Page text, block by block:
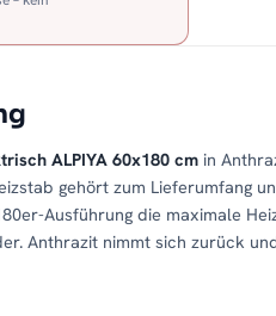
ALPIYA 60x180 cm in
gehört zum Lieferumfang
Ausführung die maximale
Anthrazit nimmt sich zurück